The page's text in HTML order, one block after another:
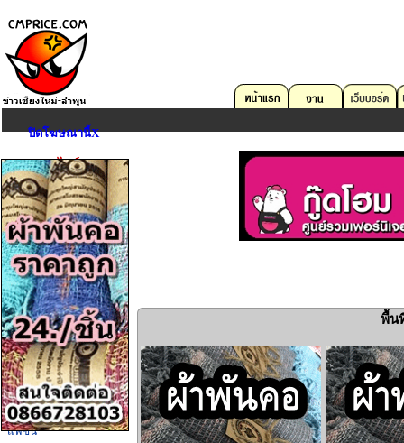
ตลาดออนไลน์
คอมพิวเตอร์
บริการด้าน IT
อสังหาริมทรัพย์
ยานพาหนะ
งาน
อุปกรณ์สื่อสาร
กล้องถ่ายรูป
Game,Entertain
ดนตรี,กีฬา,สัตว์เลี้ยง
การศึกษา,หนังสือ
เครื่องมือเครื่องใช้
ที่กิน,ที่เที่ยว
แฟชั่น
พื้น
ปิดโฆษณานี้X